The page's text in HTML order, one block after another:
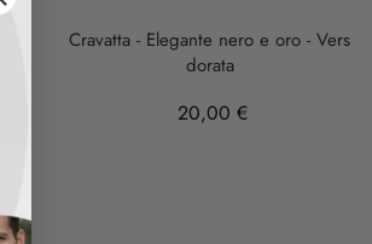
Cravatta - Elegante nero e oro - Vers
dorata
20,00 €